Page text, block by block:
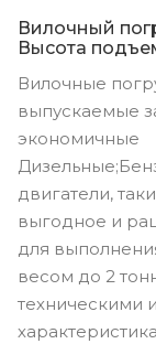
Вилочный
Высота
Вилочные
выпускаемые
экономичные
двигатели,
выгодное и
для
весом до 2
техническими